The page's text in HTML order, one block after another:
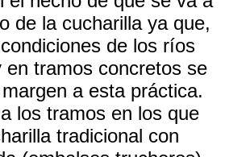
de la cucharilla ya que,
de los ríos
en tramos concretos se
a esta práctica.
los tramos en los que
tradicional con